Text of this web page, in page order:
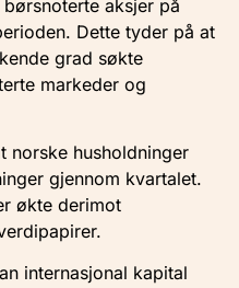
aksjer på
Dette tyder på at
grad søkte
markeder og
norske husholdninger
gjennom kvartalet.
økte derimot
internasjonal kapital